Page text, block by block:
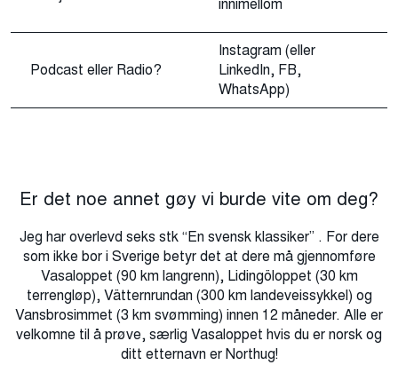
Podcast eller Radio?
Instagram (eller
LinkedIn, FB,
WhatsApp)
Er det noe annet gøy vi burde vite om deg?
Jeg har overlevd seks stk “En svensk klassiker” . For dere
som ikke bor i Sverige betyr det at dere må gjennomføre
Vasaloppet (90 km langrenn), Lidingöloppet (30 km
terrengløp), Vätternrundan (300 km landeveissykkel) og
Vansbrosimmet (3 km svømming) innen 12 måneder. Alle er
velkomne til å prøve, særlig Vasaloppet hvis du er norsk og
ditt etternavn er Northug!